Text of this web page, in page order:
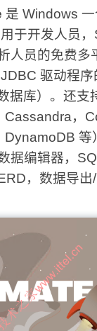
是 Windows
于开发人员，
人员的免费多
驱动程
据库）。还支
，
DynamoDB 等
据编辑器，
，数据导出/